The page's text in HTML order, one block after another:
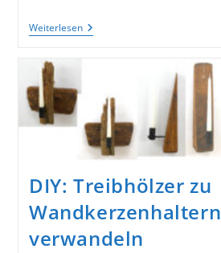
WeiterlesenSo
Kannst
Zusammenstellen
DIY: Treibhölzer zu
Wandkerzenhaltern
verwandeln